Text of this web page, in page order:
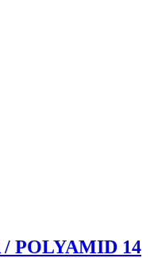
/ POLYAMID 14